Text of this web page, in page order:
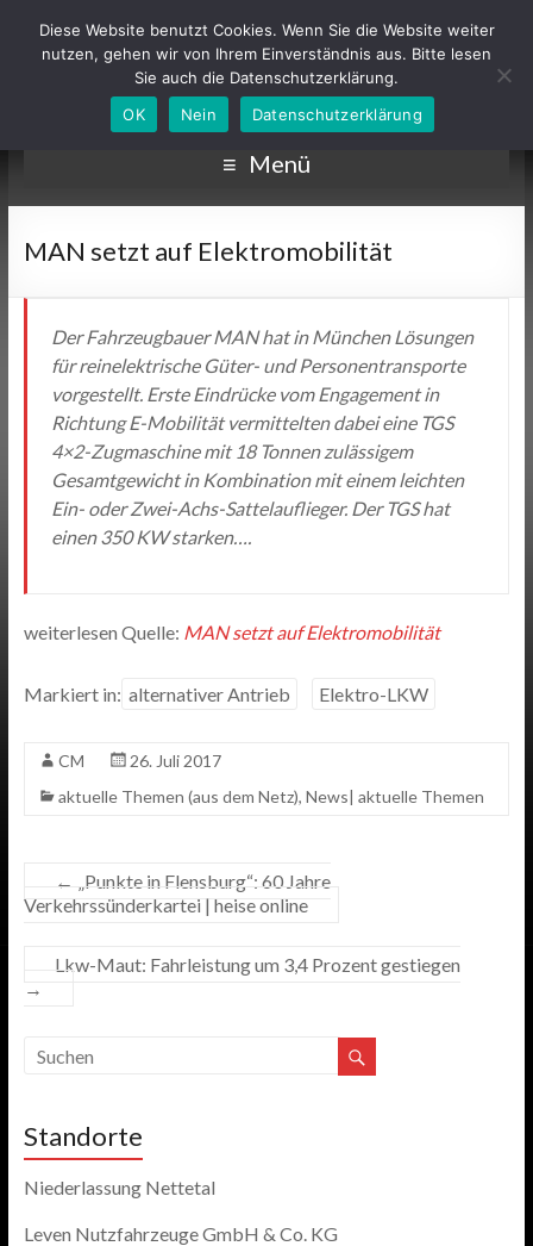
Menü
MAN setzt auf Elektromobilität
Der Fahrzeugbauer MAN hat in München Lösungen
für reinelektrische Güter- und Personentransporte
vorgestellt. Erste Eindrücke vom Engagement in
Richtung E-Mobilität vermittelten dabei eine TGS
4×2-Zugmaschine mit 18 Tonnen zulässigem
Gesamtgewicht in Kombination mit einem leichten
Ein- oder Zwei-Achs-Sattelauflieger. Der TGS hat
einen 350 KW starken….
weiterlesen Quelle: MAN setzt auf Elektromobilität
Markiert in: alternativer Antrieb Elektro-LKW
CM
26. Juli 2017
aktuelle Themen (aus dem Netz), News| aktuelle Themen
←
„Punkte in Flensburg“: 60 Jahre
Verkehrssünderkartei | heise online
Lkw-Maut: Fahrleistung um 3,4 Prozent gestiegen
→
Standorte
Niederlassung Nettetal
Leven Nutzfahrzeuge GmbH & Co. KG
Diese Website benutzt Cookies. Wenn Sie die Website weiter
nutzen, gehen wir von Ihrem Einverständnis aus. Bitte lesen
Sie auch die Datenschutzerklärung.
OK
Nein Datenschutzerklärung